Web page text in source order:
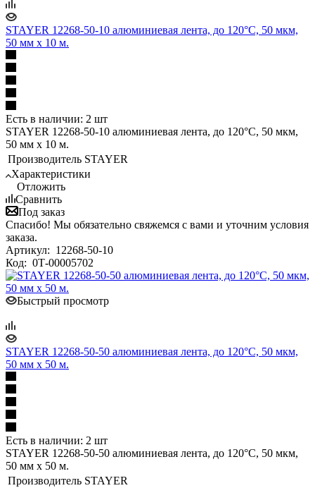
STAYER 12268-50-10 алюминиевая лента, до 120°С, 50 мкм,
50 мм х 10 м.
Есть в наличии: 2 шт
STAYER 12268-50-10 алюминиевая лента, до 120°С, 50 мкм,
50 мм х 10 м.
Производитель STAYER
Характеристики
Отложить
Сравнить
Под заказ
Спасибо! Мы обязательно свяжемся с вами и уточним условия
заказа.
Артикул: 12268-50-10
Код: 0Т-00005702
Быстрый просмотр
STAYER 12268-50-50 алюминиевая лента, до 120°С, 50 мкм,
50 мм х 50 м.
Есть в наличии: 2 шт
STAYER 12268-50-50 алюминиевая лента, до 120°С, 50 мкм,
50 мм х 50 м.
Производитель STAYER